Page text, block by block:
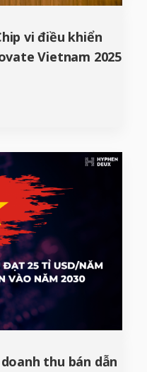
vi điều khiển
Vietnam 2025
thu bán dẫn